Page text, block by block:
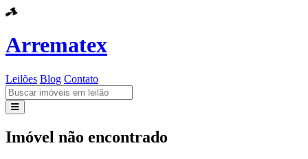
Arrematex
Leilões Blog Contato
Leilões
Imóvel não encontrado